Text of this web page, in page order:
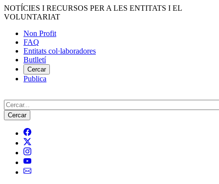
Vés
al
NOTÍCIES I RECURSOS PER A LES ENTITATS I EL
VOLUNTARIAT
Menú
del
compte
d'usuari
Non Profit
FAQ
Entitats col·laboradores
Butlletí
Cercar
Publica
Cerca